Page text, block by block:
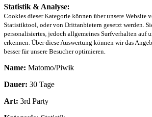
Statistik & Analyse:
Cookies dieser Kategorie können über unsere Website
Statistiktool, oder von Drittanbietern gesetzt werden.
personalisiertes, jedoch allgemeines Surfverhalten auf
erkennen. Über diese Auswertung können wir das
besser für unsere Besucher optimieren.
Name: Matomo/Piwik
Dauer: 30 Tage
Art: 3rd Party